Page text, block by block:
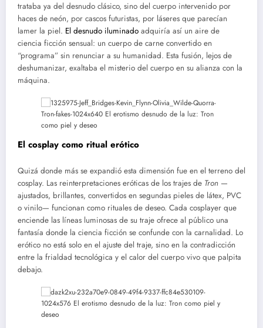
trataba ya del desnudo clásico, sino del cuerpo intervenido por
haces de neón, por cascos futuristas, por láseres que parecían
lamer la piel. El desnudo iluminado adquiría así un aire de
ciencia ficción sensual: un cuerpo de carne convertido en
“programa” sin renunciar a su humanidad. Esta fusión, lejos de
deshumanizar, exaltaba el misterio del cuerpo en su alianza con la
máquina.
El cosplay como ritual erótico
Quizá donde más se expandió esta dimensión fue en el terreno del
cosplay. Las reinterpretaciones eróticas de los trajes de Tron —
ajustados, brillantes, convertidos en segundas pieles de látex, PVC
o vinilo— funcionan como rituales de deseo. Cada cosplayer que
enciende las líneas luminosas de su traje ofrece al público una
fantasía donde la ciencia ficción se confunde con la carnalidad. Lo
erótico no está solo en el ajuste del traje, sino en la contradicción
entre la frialdad tecnológica y el calor del cuerpo vivo que palpita
debajo.